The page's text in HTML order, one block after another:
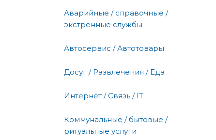
Аварийные / справочные /
экстренные службы
Автосервис / Автотовары
Досуг / Развлечения / Еда
Интернет / Связь / IT
Коммунальные / бытовые /
ритуальные услуги